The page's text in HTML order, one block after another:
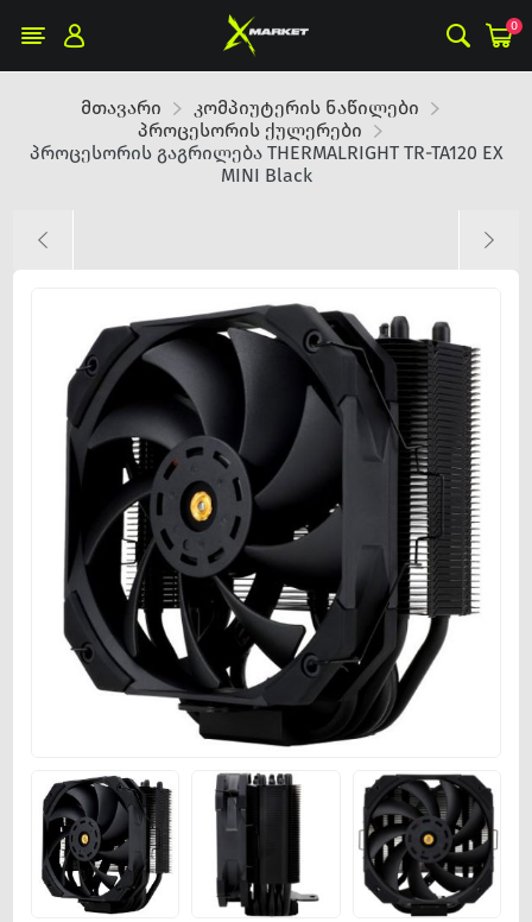
0
მთავარი
კომპიუტერის ნაწილები
პროცესორის ქულერები
პროცესორის გაგრილება THERMALRIGHT TR-TA120 EX
MINI Black